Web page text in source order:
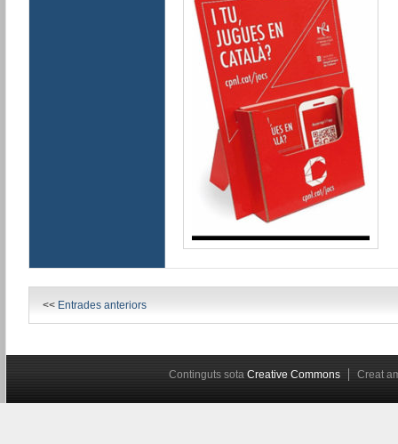
<< Entrades anteriors
Continguts sota Creative Commons Creat